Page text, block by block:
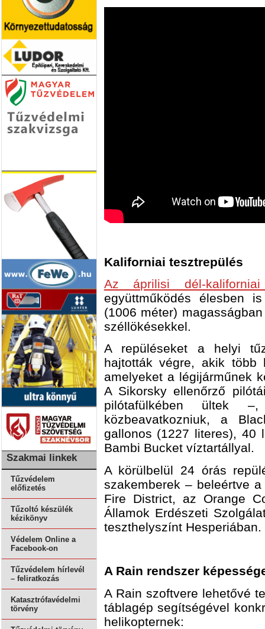
Szakmai linkek
Tűzvédelem
előfizetés
Tűzoltó készülék
kézikönyv
Védelem Online a
Facebook-on
Tűzvédelem hírlevél
– feliratkozás
Katasztrófavédelmi
törvény
Kaliforniai tesztrepülés
Az áprilisi dél-
együttműködés élesben
(1006 méter)
széllökésekkel.
A repüléseket a helyi
hajtották végre, akik több
amelyeket a légijárműnek
A Sikorsky ellenőrző
pilótafülkében ültek
közbeavatkozniuk, a
gallonos (1227 literes), 40
Bambi Bucket víztartállyal.
A körülbelül 24 órás
szakemberek – beleértve
Fire District, az Orange
Államok Erdészeti
teszthelyszínt Hesperiában.
A Rain rendszer
A Rain szoftvere lehetővé
táblagép segítségével
helikopternek: